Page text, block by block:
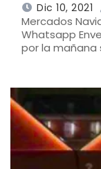
Dic 10, 2021
Mercados
Whatsapp
por la mañana